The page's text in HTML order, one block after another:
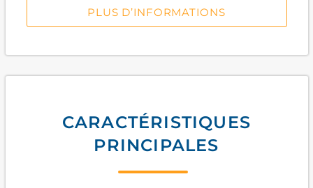
PLUS D’INFORMATIONS
CARACTÉRISTIQUES
PRINCIPALES